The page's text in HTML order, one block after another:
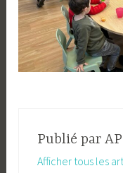
Publié par
Afficher tous les